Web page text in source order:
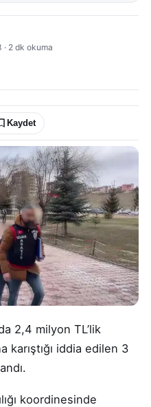
· 2 dk okuma
Kaydet
2,4 milyon TL’lik
karıştığı iddia edilen 3
koordinesinde